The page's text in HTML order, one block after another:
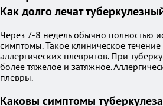
Как долго лечат
Через 7-8 недель обычно полностью
симптомы. Такое клиническое
аллергических плевритов. При
более тяжелое и затяжное.
плевры.
Каковы симптомы